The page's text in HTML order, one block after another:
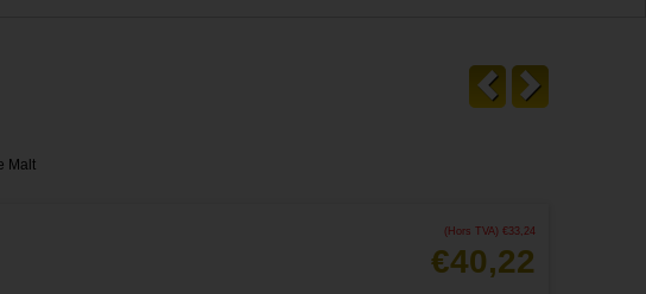
Malt
(Hors TVA) € 33,24
€40,22